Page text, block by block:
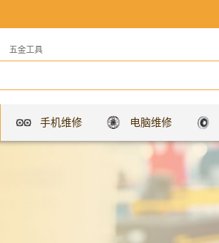
五金工具
手机维修 电脑维修